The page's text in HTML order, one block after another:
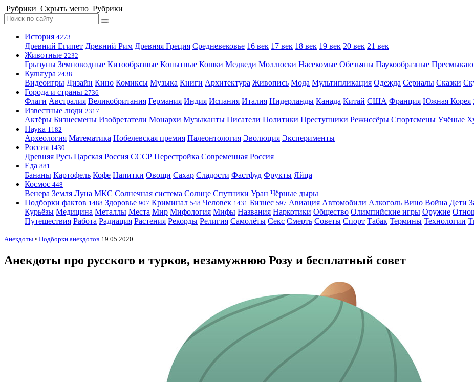
Рубрики Скрыть меню Рубрики
История 4273
Древний Египет Древний Рим Древняя Греция Средневековье 16 век 17 век 18 век 19 век 20 век 21 век
Животные 2232
Грызуны Земноводные Китообразные Копытные Кошки Медведи Моллюски Насекомые Обезьяны Паукообразные
Культура 2438
Видеоигры Дизайн Кино Комиксы Музыка Книги Архитектура Живопись Мода Мультипликация Одежда Сериалы Сказки
Города и страны 2736
Флаги Австралия Великобритания Германия Индия Испания Италия Нидерланды Канада Китай США Франция Южная Корея
Известные люди 2317
Актёры Бизнесмены Изобретатели Монархи Музыканты Писатели Политики Преступники Режиссёры Спортсмены Учёные
Наука 1182
Археология Математика Нобелевская премия Палеонтология Эволюция Эксперименты
Россия 1430
Древняя Русь Царская Россия СССР Перестройка Современная Россия
Еда 881
Бананы Картофель Кофе Напитки Овощи Сахар Сладости Фастфуд Фрукты Яйца
Космос 448
Венера Земля Луна МКС Солнечная система Солнце Спутники Уран Чёрные дыры
Подборки фактов 1488 Здоровье 907 Криминал 548 Человек 1431 Бизнес 597 Авиация Автомобили Алкоголь Вино Война Дети
Курьёзы Медицина Металлы Места Мир Мифология Мифы Названия Наркотики Общество Олимпийские игры Оружие
Путешествия Работа Радиация Растения Рекорды Религия Самолёты Секс Смерть Советы Спорт Табак Термины Технологии
Анекдоты • Подборки анекдотов 19.05.2020
Анекдоты про русского и турков, незамужнюю Розу и бесплатный совет